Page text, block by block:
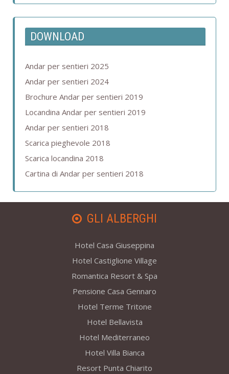
DOWNLOAD
Andar per sentieri 2025
Andar per sentieri 2024
Brochure Andar per sentieri 2019
Locandina Andar per sentieri 2019
Andar per sentieri 2018
Scarica pieghevole 2018
Scarica locandina 2018
Cartina di Andar per sentieri 2018
GLI ALBERGHI
Hotel Casa Giuseppina
Hotel Castiglione Village
Romantica Resort & Spa
Pensione Casa Gennaro
Hotel Terme Tritone
Hotel Bellavista
Hotel Mediterraneo
Hotel Villa Bianca
Resort Punta Chiarito